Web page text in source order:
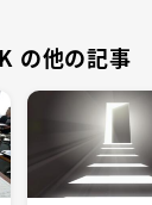
の他の記事